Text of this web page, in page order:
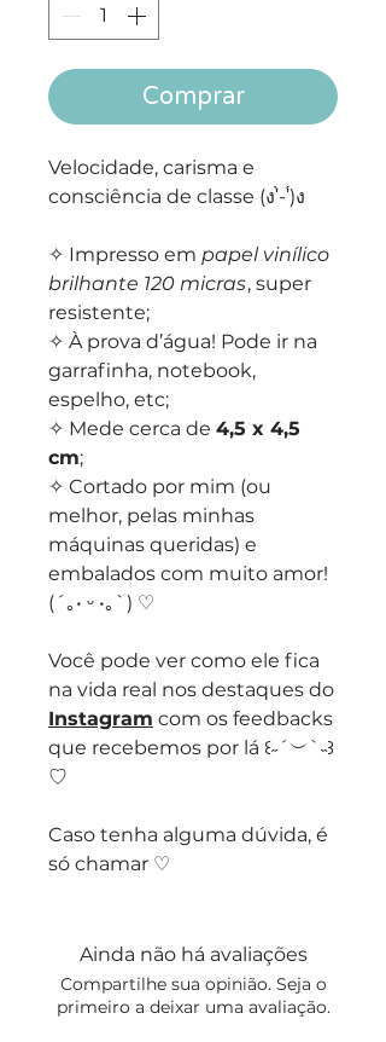
Comprar
Velocidade, carisma e
consciência de classe (ง'̀-'́)ง
✧ Impresso em papel vinílico
brilhante 120 micras, super
resistente;
✧ À prova d’água! Pode ir na
garrafinha, notebook,
espelho, etc;
✧ Mede cerca de 4,5 x 4,5
cm;
✧ Cortado por mim (ou
melhor, pelas minhas
máquinas queridas) e
embalados com muito amor!
(´｡• ᵕ •｡`) ♡
Você pode ver como ele fica
na vida real nos destaques do
Instagram com os feedbacks
que recebemos por lá ꒰˶´︶`˵꒱
♡
Caso tenha alguma dúvida, é
só chamar ♡
Ainda não há avaliações
Compartilhe sua opinião. Seja o
primeiro a deixar uma avaliação.